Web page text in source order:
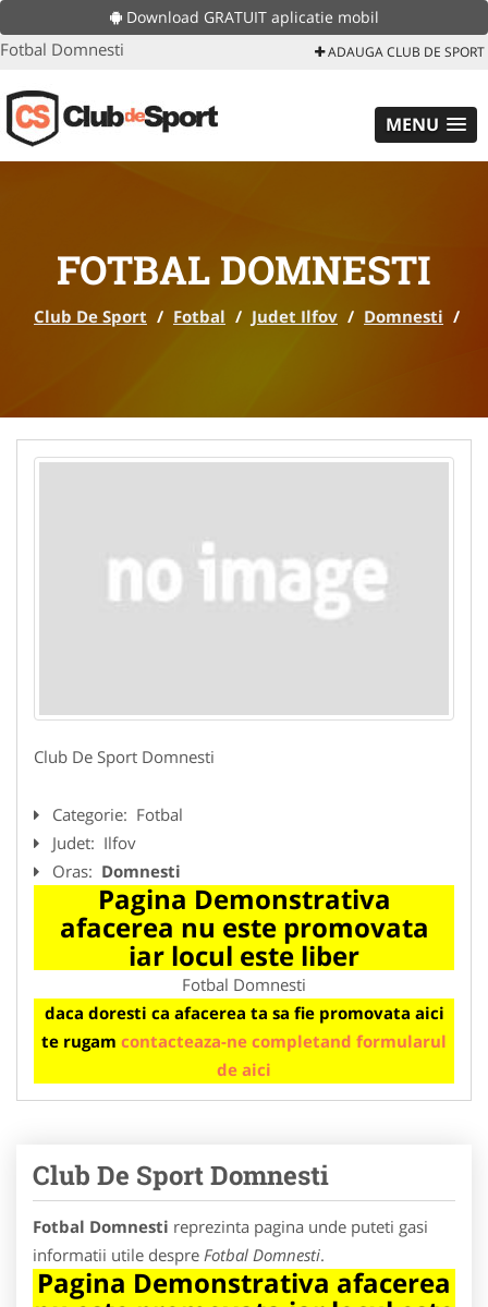
Download GRATUIT aplicatie mobil
Fotbal Domnesti ADAUGA CLUB DE SPORT
MENU
FOTBAL DOMNESTI
Club De Sport / Fotbal / Judet Ilfov / Domnesti /
Club De Sport Domnesti
Categorie: Fotbal
Judet: Ilfov
Oras: Domnesti
Pagina Demonstrativa
afacerea nu este promovata
iar locul este liber
Fotbal Domnesti
daca doresti ca afacerea ta sa fie promovata aici
te rugam contacteaza-ne completand formularul
de aici
Club De Sport Domnesti
Fotbal Domnesti reprezinta pagina unde puteti gasi
informatii utile despre Fotbal Domnesti.
Pagina Demonstrativa afacerea